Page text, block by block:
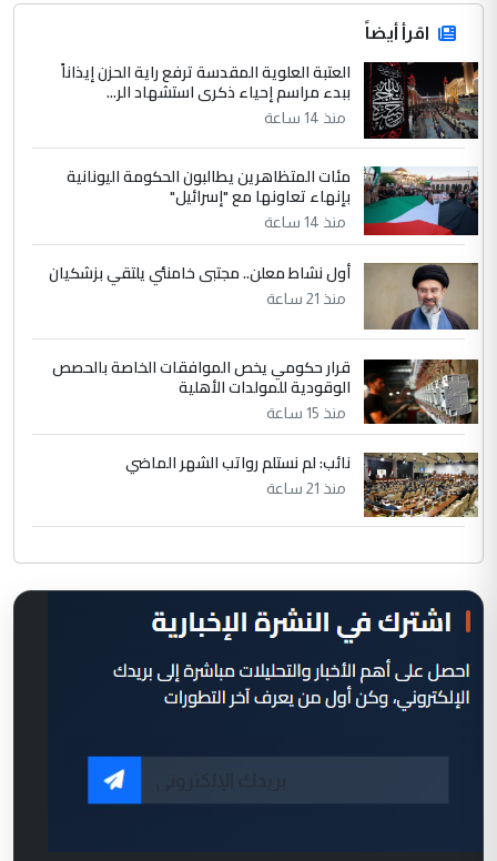
اقرأ أيضاً
العتبة العلوية المقدسة ترفع راية الحزن إيذاناً
ببدء مراسم إحياء ذكرى استشهاد الر...
منذ 14 ساعة
مئات المتظاهرين يطالبون الحكومة اليونانية
بإنهاء تعاونها مع "إسرائيل"
منذ 14 ساعة
أول نشاط معلن.. مجتبى خامنئي يلتقي بزشكيان
منذ 21 ساعة
قرار حكومي يخص الموافقات الخاصة بالحصص
الوقودية للمولدات الأهلية
منذ 15 ساعة
نائب: لم نستلم رواتب الشهر الماضي
منذ 21 ساعة